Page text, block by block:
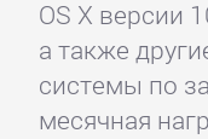
OS X версии
а также
системы по
месячная